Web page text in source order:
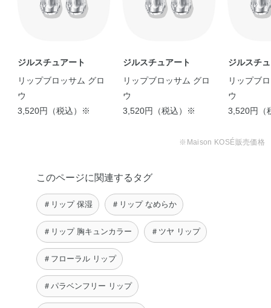
reona
ジルスチュアート
リップブロッサム グロ
ウ
3,520円（税込）※
ジルスチュアート
リップブロッサム グロ
ウ
3,520円（税込）※
ジルスチ
リップブ
ウ
3,520円（
※Maison KOSÉ販売価格
このページに関連するタグ
＃リップ 保湿 ＃リップ なめらか
＃リップ 胸キュンカラー ＃ツヤ リップ
＃フローラル リップ
＃パラベンフリー リップ